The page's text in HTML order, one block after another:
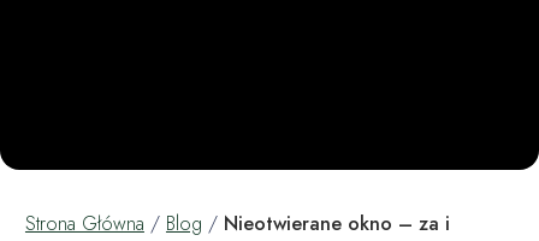
Strona Główna / Blog / Nieotwierane okno – za i